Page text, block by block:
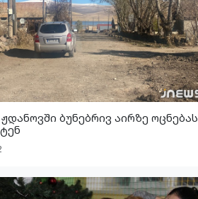
ბუნებრივ აირზე ოცნებას